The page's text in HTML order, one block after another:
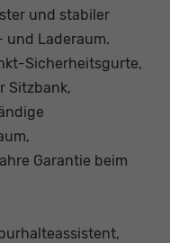
und stabiler
und Laderaum.
Sicherheitsgurte,
Sitzbank,
Garantie beim